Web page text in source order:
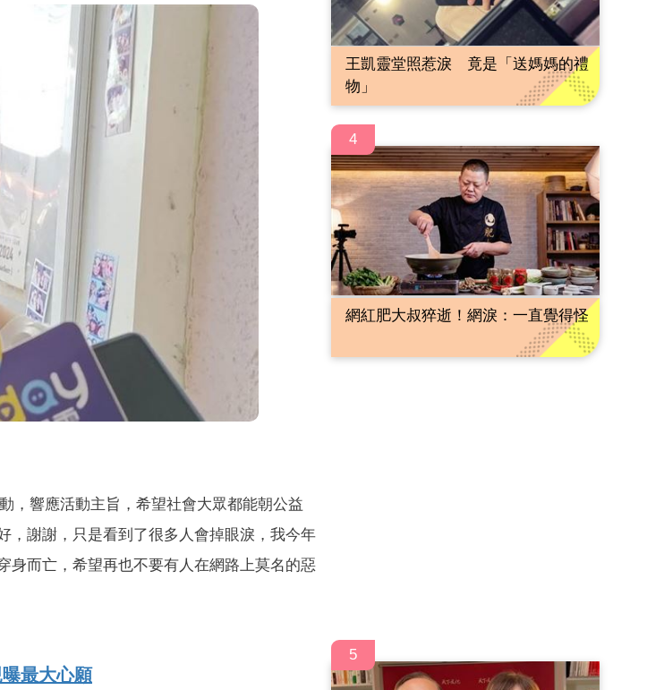
，響應活動主旨，希望社會大眾都能朝公益
，謝謝，只是看到了很多人會掉眼淚，我今年
身而亡，希望再也不要有人在網路上莫名的惡
最大心願
王凱靈堂照惹淚 竟是「送媽媽的禮
物」
4
網紅肥大叔猝逝！網淚：一直覺得怪
5